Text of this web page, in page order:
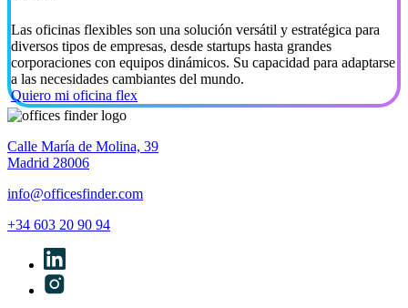
Las oficinas flexibles son una solución versátil y estratégica para
diversos tipos de empresas, desde startups hasta grandes
corporaciones con equipos dinámicos. Su capacidad para adaptarse
a las necesidades cambiantes del mundo.
Quiero mi oficina flex
Calle María de Molina, 39
Madrid 28006
info@officesfinder.com
+34 603 20 90 94